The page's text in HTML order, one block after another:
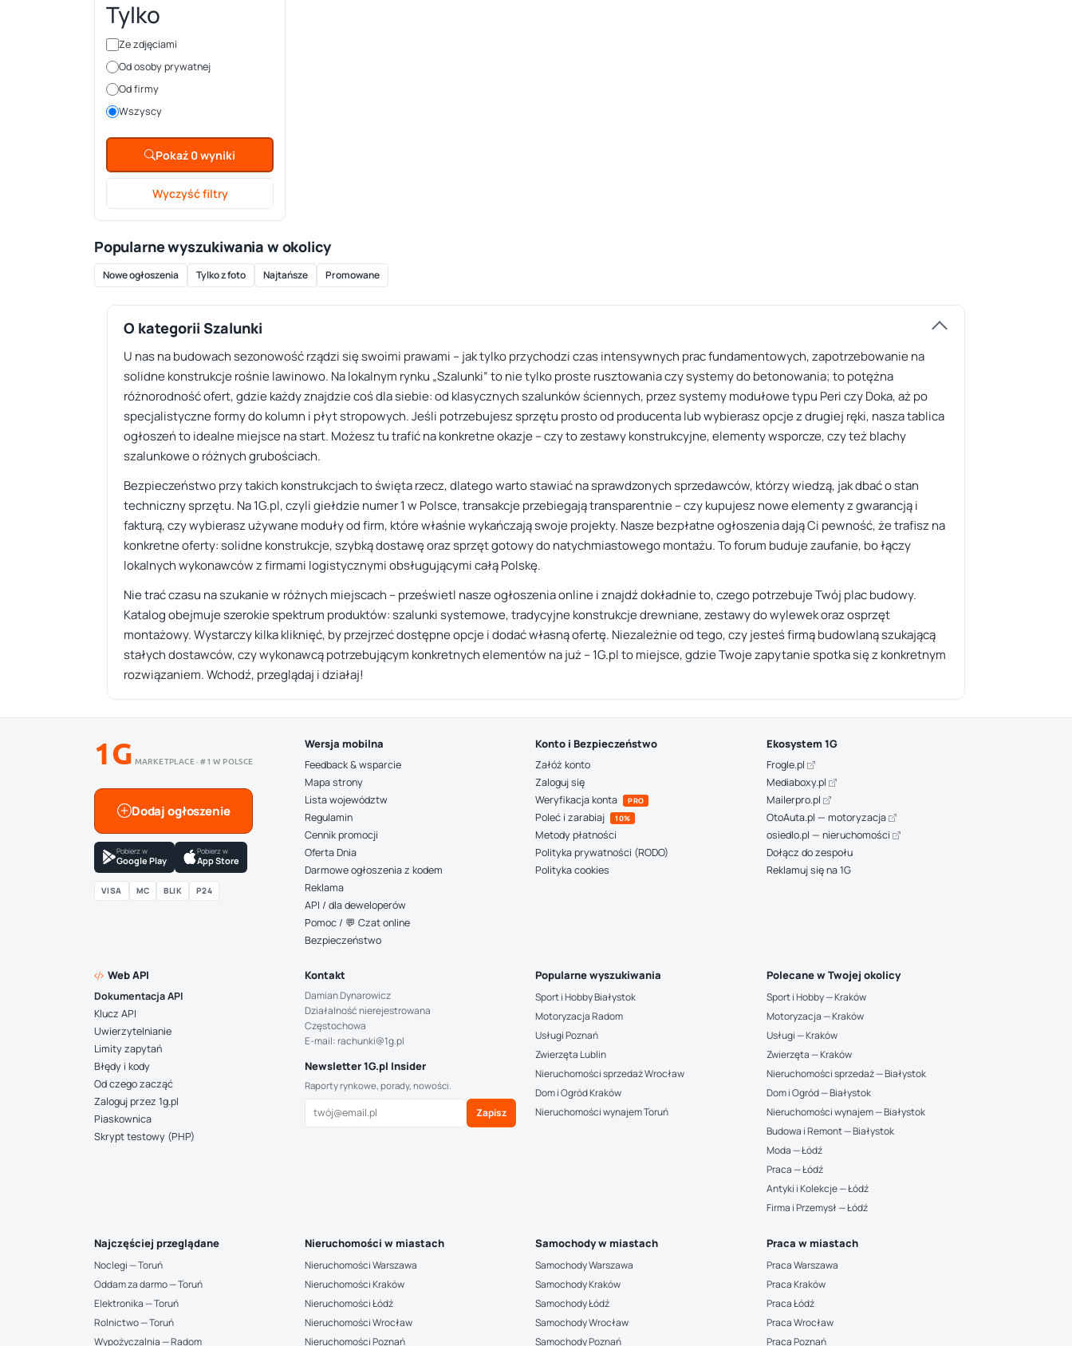
Tylko
Ze zdjęciami
Od osoby prywatnej
Od firmy
Wszyscy
Pokaż 0 wyniki
Wyczyść filtry
Popularne wyszukiwania w okolicy
Nowe ogłoszenia Tylko z foto Najtańsze Promowane
O kategorii Szalunki
U nas na budowach sezonowość rządzi się swoimi prawami – jak tylko przychodzi czas intensywnych prac fundamentowych, zapotrzebowanie na
solidne konstrukcje rośnie lawinowo. Na lokalnym rynku „Szalunki” to nie tylko proste rusztowania czy systemy do betonowania; to potężna
różnorodność ofert, gdzie każdy znajdzie coś dla siebie: od klasycznych szalunków ściennych, przez systemy modułowe typu Peri czy Doka, aż po
specjalistyczne formy do kolumn i płyt stropowych. Jeśli potrzebujesz sprzętu prosto od producenta lub wybierasz opcje z drugiej ręki, nasza tablica
ogłoszeń to idealne miejsce na start. Możesz tu trafić na konkretne okazje – czy to zestawy konstrukcyjne, elementy wsporcze, czy też blachy
szalunkowe o różnych grubościach.
Bezpieczeństwo przy takich konstrukcjach to święta rzecz, dlatego warto stawiać na sprawdzonych sprzedawców, którzy wiedzą, jak dbać o stan
techniczny sprzętu. Na 1G.pl, czyli giełdzie numer 1 w Polsce, transakcje przebiegają transparentnie – czy kupujesz nowe elementy z gwarancją i
fakturą, czy wybierasz używane moduły od firm, które właśnie wykańczają swoje projekty. Nasze bezpłatne ogłoszenia dają Ci pewność, że trafisz na
konkretne oferty: solidne konstrukcje, szybką dostawę oraz sprzęt gotowy do natychmiastowego montażu. To forum buduje zaufanie, bo łączy
lokalnych wykonawców z firmami logistycznymi obsługującymi całą Polskę.
Nie trać czasu na szukanie w różnych miejscach – prześwietl nasze ogłoszenia online i znajdź dokładnie to, czego potrzebuje Twój plac budowy.
Katalog obejmuje szerokie spektrum produktów: szalunki systemowe, tradycyjne konstrukcje drewniane, zestawy do wylewek oraz osprzęt
montażowy. Wystarczy kilka kliknięć, by przejrzeć dostępne opcje i dodać własną ofertę. Niezależnie od tego, czy jesteś firmą budowlaną szukającą
stałych dostawców, czy wykonawcą potrzebującym konkretnych elementów na już – 1G.pl to miejsce, gdzie Twoje zapytanie spotka się z konkretnym
rozwiązaniem. Wchodź, przeglądaj i działaj!
1G MARKETPLACE · #1 W POLSCE
Dodaj ogłoszenie
Pobierz w
Google Play
Pobierz w
App Store
VISA MC BLIK P24
Wersja mobilna
Feedback & wsparcie
Mapa strony
Lista województw
Regulamin
Cennik promocji
Oferta Dnia
Darmowe ogłoszenia z kodem
Reklama
API / dla deweloperów
Pomoc / 💬 Czat online
Bezpieczeństwo
Konto i Bezpieczeństwo
Załóż konto
Zaloguj się
Weryfikacja konta
PRO
Poleć i zarabiaj 10%
Metody płatności
Polityka prywatności (RODO)
Polityka cookies
Ekosystem 1G
Frogle.pl
Mediaboxy.pl
Mailerpro.pl
OtoAuta.pl — motoryzacja
osiedlo.pl — nieruchomości
Dołącz do zespołu
Reklamuj się na 1G
Web API
Dokumentacja API
Klucz API
Uwierzytelnianie
Limity zapytań
Błędy i kody
Od czego zacząć
Zaloguj przez 1g.pl
Piaskownica
Skrypt testowy (PHP)
Kontakt
Damian Dynarowicz
Działalność nierejestrowana
Częstochowa
E-mail: rachunki@1g.pl
Newsletter 1G.pl Insider
Raporty rynkowe, porady, nowości.
Zapisz
Popularne wyszukiwania
Sport i Hobby Białystok
Motoryzacja Radom
Usługi Poznań
Zwierzęta Lublin
Nieruchomości sprzedaż Wrocław
Dom i Ogród Kraków
Nieruchomości wynajem Toruń
Polecane w Twojej okolicy
Sport i Hobby — Kraków
Motoryzacja — Kraków
Usługi — Kraków
Zwierzęta — Kraków
Nieruchomości sprzedaż — Białystok
Dom i Ogród — Białystok
Nieruchomości wynajem — Białystok
Budowa i Remont — Białystok
Moda — Łódź
Praca — Łódź
Antyki i Kolekcje — Łódź
Firma i Przemysł — Łódź
Najczęściej przeglądane
Noclegi — Toruń
Oddam za darmo — Toruń
Elektronika — Toruń
Rolnictwo — Toruń
Wypożyczalnia — Radom
Nieruchomości w miastach
Nieruchomości Warszawa
Nieruchomości Kraków
Nieruchomości Łódź
Nieruchomości Wrocław
Nieruchomości Poznań
Samochody w miastach
Samochody Warszawa
Samochody Kraków
Samochody Łódź
Samochody Wrocław
Samochody Poznań
Praca w miastach
Praca Warszawa
Praca Kraków
Praca Łódź
Praca Wrocław
Praca Poznań